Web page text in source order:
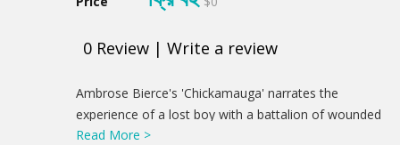
0 Review | Write a review
Product
Summery
Ambrose Bierce's 'Chickamauga' narrates the
experience of a lost boy with a battalion of wounded
and retreating soldiers. Bierce blends the boy's
Read More >